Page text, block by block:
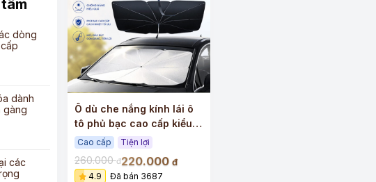
dòng
dành
gàng
các
+
Ô dù che nắng kính lái ô
tô phủ bạc cao cấp kiểu
dây rút
Cao cấp Tiện lợi
260.000đ220.000 đ
4.9
Đã bán 3687